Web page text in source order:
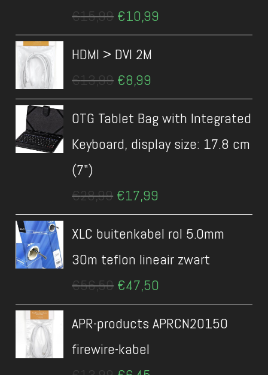
€15,99 Oorspronkelijke
prijs
€15,99.
€10,99
HDMI > DVI 2M
€13,99 Oorspronkelijke
prijs
€13,99.
€8,99
€8,99.
OTG Tablet Bag with Integrated
Keyboard, display size: 17.8 cm
(7")
€28,99 Oorspronkelijke
prijs
€28,99.
€17,99
€17,99.
XLC buitenkabel rol 5.0mm
30m teflon lineair zwart
€56,50 Oorspronkelijke
prijs
€56,50.
€47,50
€47,50.
APR-products APRCN20150
firewire-kabel
Oorspronkelijke